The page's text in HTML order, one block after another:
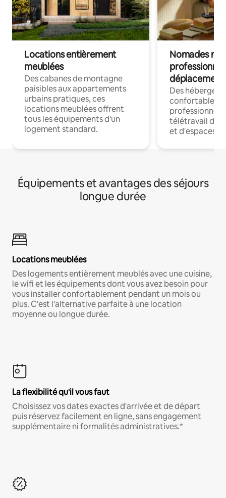
Locations entièrement
meublées
Des cabanes de montagne
paisibles aux appartements
urbains pratiques, ces
locations meublées offrent
tous les équipements d'un
logement standard.
Nomades
déplacement
Des
confortables
professionnels
télétravail
et d'espaces
Équipements et avantages des séjours
longue durée
Locations meublées
Des logements entièrement meublés avec une cuisine,
le wifi et les équipements dont vous avez besoin pour
vous installer confortablement pendant un mois ou
plus. C'est l'alternative parfaite à une location
moyenne ou longue durée.
La flexibilité qu'il vous faut
Choisissez vos dates exactes d'arrivée et de départ
puis réservez facilement en ligne, sans engagement
supplémentaire ni formalités administratives.*